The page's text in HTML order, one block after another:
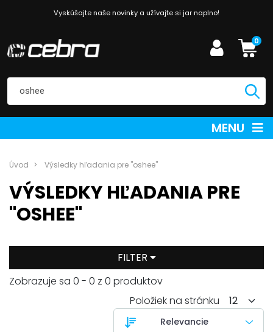
Vyskúšajte naše novinky a užívajte si jar naplno!
0
MENU
Úvod Výsledky hľadania pre "oshee"
VÝSLEDKY HĽADANIA PRE
"OSHEE"
FILTER
Zobrazuje sa 0 - 0 z 0 produktov
Položiek na stránku